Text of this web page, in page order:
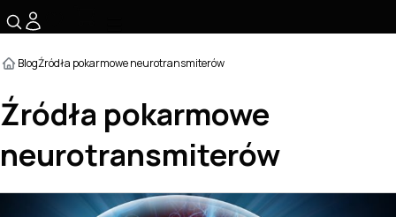
BlogŹródła pokarmowe neurotransmiterów
Źródła pokarmowe
neurotransmiterów